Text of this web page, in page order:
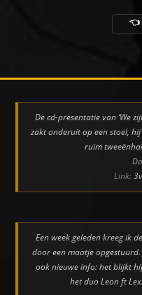
👈
De cd-presentatie van ‘We
zakt onderuit op een stoel,
ruim
Link:
Een week geleden kreeg ik
door een maatje
ook nieuwe info: het blijkt
het duo Leon ft